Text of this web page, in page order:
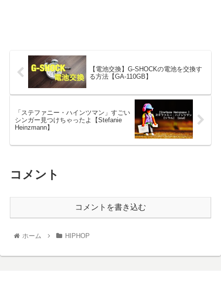
【電池交換】G-SHOCKの電池を交換す
る方法【GA-110GB】
「ステファニー・ハインツマン」すごい
シンガー見つけちゃったよ【Stefanie
Heinzmann】
コメント
コメントを書き込む
ホーム HIPHOP